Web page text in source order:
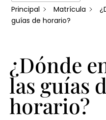
Principal Matrícula
guías de horario?
¿Dónde
las guías
horario?